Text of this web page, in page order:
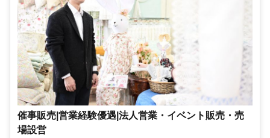
催事販売|営業経験優遇|法人営業・イベント販売・売
場設営